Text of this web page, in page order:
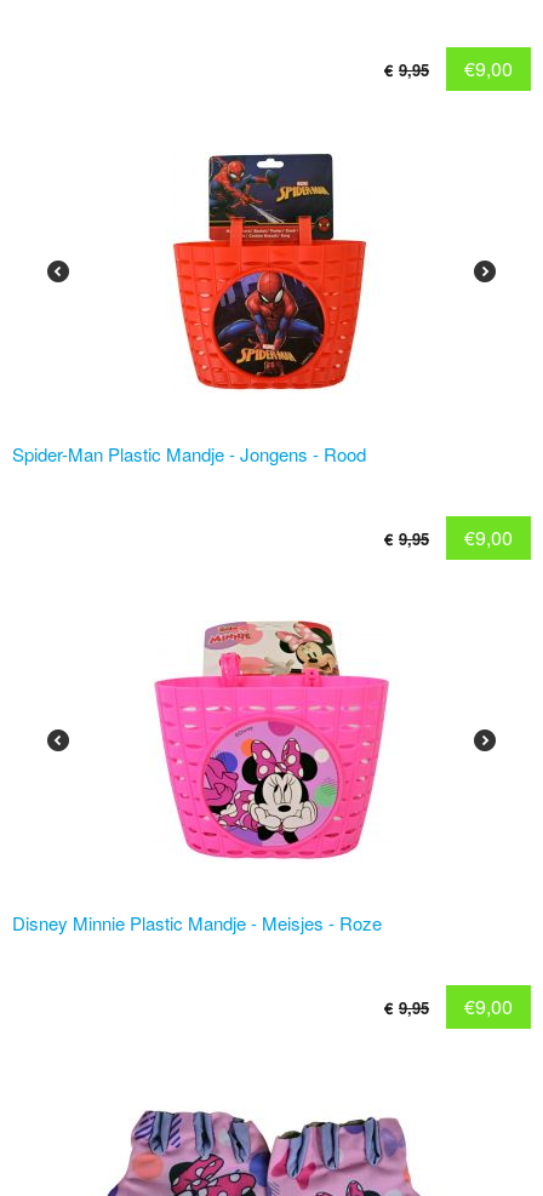
€ 9,95 €9,00
Spider-Man Plastic Mandje - Jongens - Rood
€ 9,95 €9,00
Disney Minnie Plastic Mandje - Meisjes - Roze
€ 9,95 €9,00